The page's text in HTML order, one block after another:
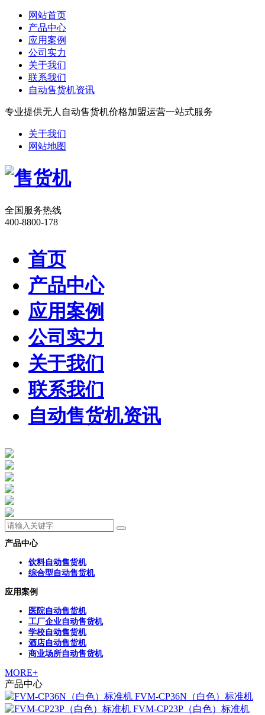
网站首页
产品中心
应用案例
公司实力
关于我们
联系我们
自动售货机资讯
专业提供无人自动售货机价格加盟运营一站式服务
关于我们
网站地图
全国服务热线
400-8800-178
首页
产品中心
应用案例
公司实力
关于我们
联系我们
自动售货机资讯
产品中心
饮料自动售货机
综合型自动售货机
应用案例
医院自动售货机
工厂企业自动售货机
学校自动售货机
酒店自动售货机
商业场所自动售货机
MORE+
产品中心
FVM-CP36N（白色）标准机
FVM-CP23P（白色）标准机